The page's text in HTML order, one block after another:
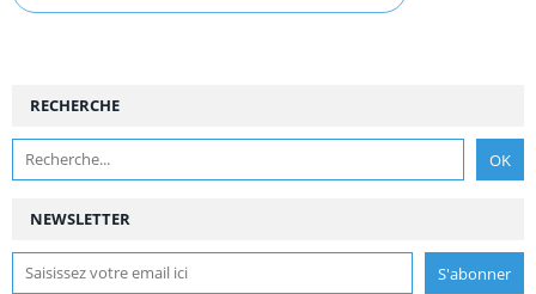
NEWSLETTER
RECHERCHE